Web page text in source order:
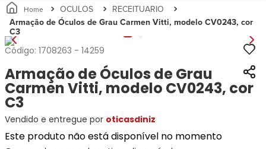
Unissex
Busque
Por
Marcas
Ana
Hickmann
Bulget
Guess
Lacoste
Infantil
Unissex
Busque
Por
Marcas
Ray-
Ban
Prada
Hickmann
Tecnol
Estojos
para
Soluções
Cuidados
Ray-
Ban
Exchange
Tommy
Hilfiger
Ana
Guess
Speedo
Óculos
de Sol
para
Estojo
para
Masculino
Feminino
OCULOS
RECEITUARIO
Armação de Óculos de Grau Carmen Vitti, modelo CV0243, cor
C3
Código: 1708263 - 14259
Armação de Óculos de Grau
Carmen Vitti, modelo CV0243, cor
C3
Vendido e entregue por oticasdiniz
Este produto não está disponível no momento